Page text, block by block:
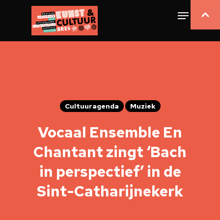
Cultuuragenda Muziek
Vocaal Ensemble En
Chantant zingt ‘Bach
in perspectief’ in de
Sint-Catharijnekerk